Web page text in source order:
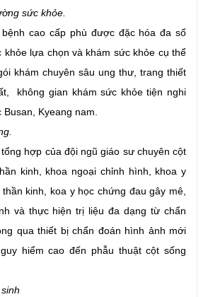
sức khỏe.
cao cấp phù được đặc hóa đa số
khỏe lựa chọn và khám sức khỏe cụ thể
khám chuyên sâu ung thư, trang thiết
không gian khám sức khỏe tiện nghi
Kyeang nam.
hợp của đội ngũ giáo sư chuyên cột
kinh, khoa ngoại chỉnh hình, khoa y
kinh, koa y học chứng đau gây mê,
và thực hiện trị liệu đa dạng từ chẩn
qua thiết bị chẩn đoán hình ảnh mới
hiểm cao đến phẫu thuật cột sống